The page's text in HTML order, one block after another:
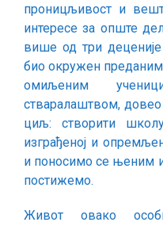
проницљивост и
интересе за опште
више од три
био окружен
омиљеним
стваралаштвом, довео
циљ: створити
изграђеној и
и поносимо се њеним
постижемо.
Живот овако